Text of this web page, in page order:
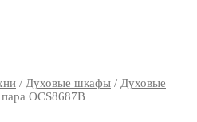
/ Духовые шкафы / Духовые
OCS8687B